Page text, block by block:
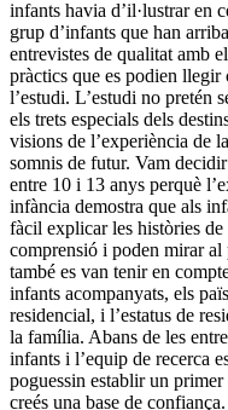
infants havia d’il·lustrar en
grup d’infants que han
entrevistes de qualitat amb
pràctics que es podien llegir
l’estudi. L’estudi no pretén
els trets especials dels
visions de l’experiència de
somnis de futur. Vam
entre 10 i 13 anys perquè
infància demostra que als
fàcil explicar les històries de
comprensió i poden mirar al
també es van tenir en
infants acompanyats, els
residencial, i l’estatus de
la família. Abans de les
infants i l’equip de recerca
poguessin establir un
creés una base de